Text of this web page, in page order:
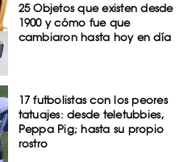
25 Objetos que existen desde
1900 y cómo fue que
cambiaron hasta hoy en día
17 futbolistas con los peores
tatuajes: desde teletubbies,
Peppa Pig; hasta su propio
rostro